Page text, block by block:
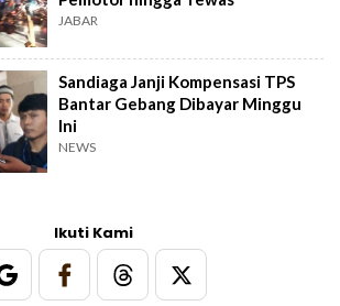
JABAR
Sandiaga Janji Kompensasi TPS
Bantar Gebang Dibayar Minggu
Ini
NEWS
Ikuti Kami